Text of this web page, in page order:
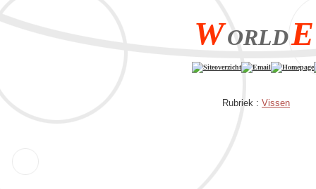
WORLDE
Siteoverzicht Email Homepage
Rubriek : Vissen